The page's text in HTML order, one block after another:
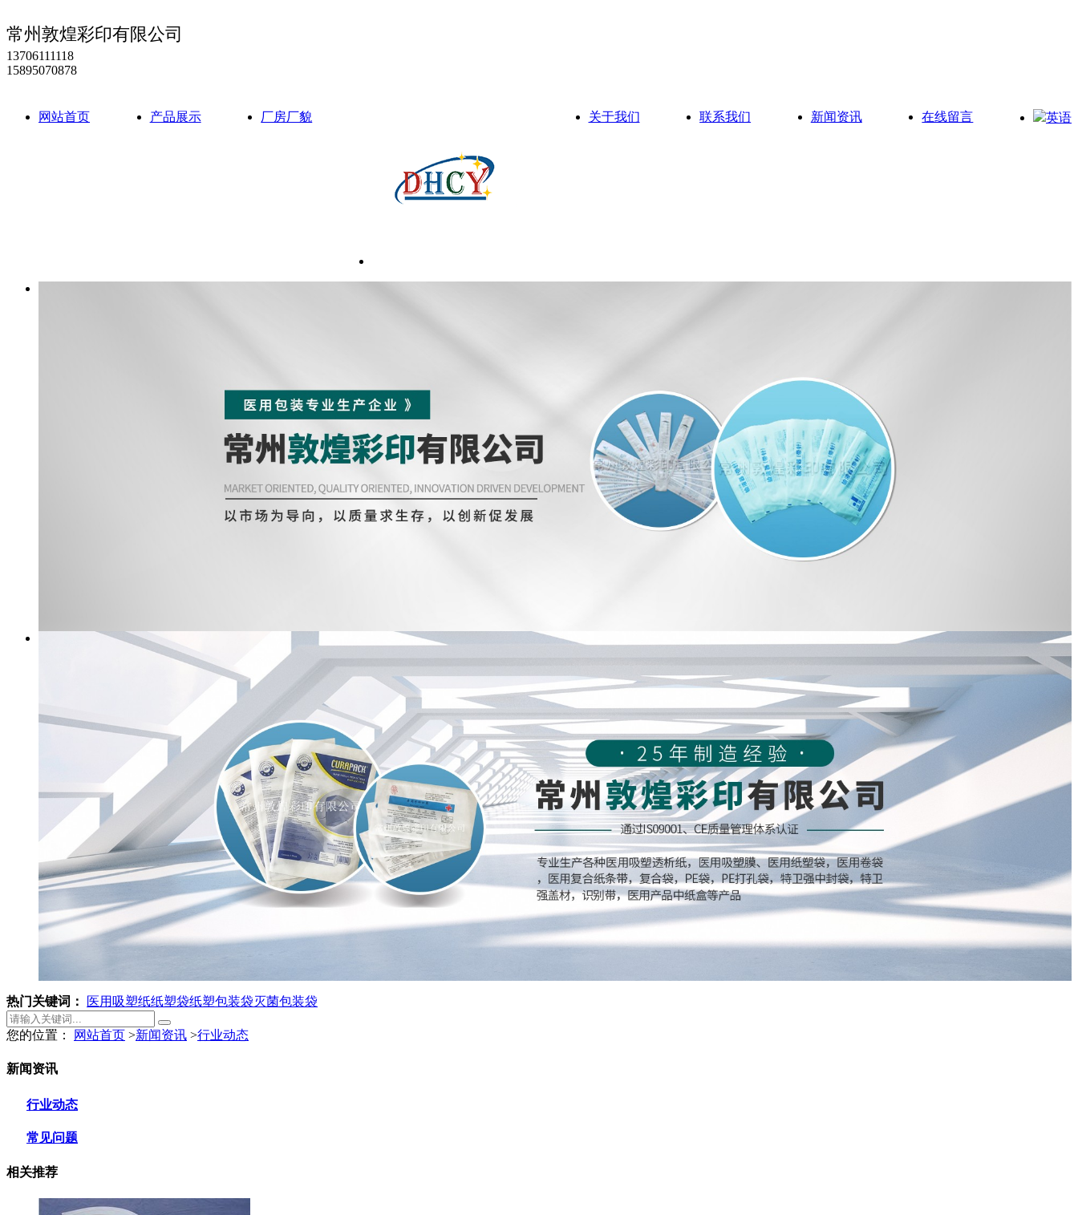
常州敦煌彩印有限公司
13706111118
15895070878
网站首页 产品展示 厂房厂貌 关于我们 联系我们 新闻资讯 在线留言 英语
热门关键词： 医用吸塑纸纸塑袋纸塑包装袋灭菌包装袋
您的位置： 网站首页 >新闻资讯 >行业动态
新闻资讯
行业动态
常见问题
相关推荐